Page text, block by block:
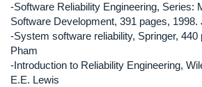
-Software Reliability Engineering, Series:
Software Development, 391 pages,
-System software reliability, Springer, 440
Pham
-Introduction to Reliability Engineering,
E.E. Lewis